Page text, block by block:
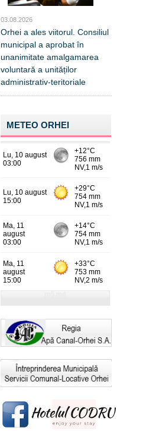
03.08.2026
Orhei a ales viitorul. Consiliul
municipal a aprobat în
unanimitate amalgamarea
voluntară a unităților
administrativ-teritoriale
METEO ORHEI